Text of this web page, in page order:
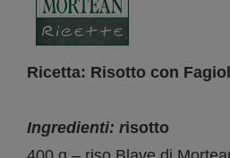
Ricetta: Risotto con
Ingredienti: risotto